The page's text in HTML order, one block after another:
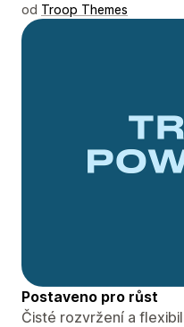
od Troop Themes
Postaveno pro růst
Čisté rozvržení a